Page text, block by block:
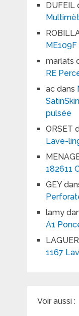
DUFEIL
marlats
RE
acdans
pulsée
ORSET
Lave-
182611
GEY
lamy
A1
1167
Voir aussi :